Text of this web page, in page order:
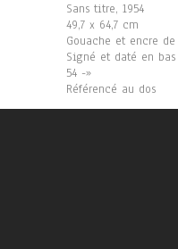
Sans titre, 1954
49,7 x 64,7 cm
Gouache et encre
Signé et daté en
54 -»
Référencé au dos